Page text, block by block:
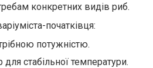
конкретних видів риб.
початківця:
потужністю.
для стабільної температури.